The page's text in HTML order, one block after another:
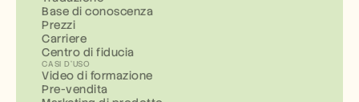
Base di conoscenza
Prezzi
Carriere
Centro di fiducia
CASI D'USO
Video di formazione
Pre-vendita